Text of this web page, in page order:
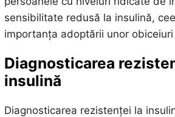
sensibilitate redusă la insulină,
importanța adoptării unor
Diagnosticarea
insulină
Diagnosticarea rezistenței la